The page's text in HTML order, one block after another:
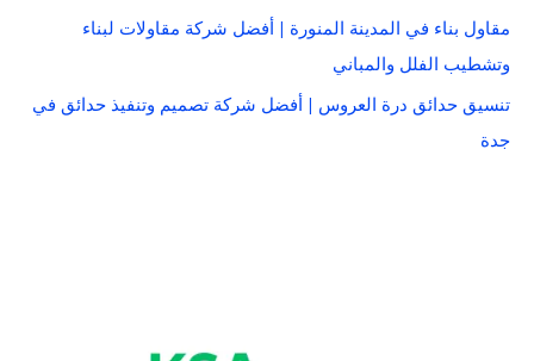
مقاول بناء في المدينة المنورة | أفضل شركة مقاولات لبناء
وتشطيب الفلل والمباني
تنسيق حدائق درة العروس | أفضل شركة تصميم وتنفيذ حدائق في
جدة